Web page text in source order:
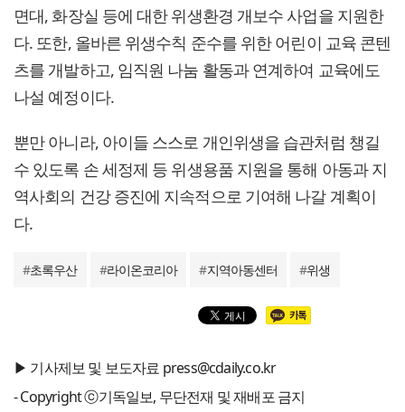
면대, 화장실 등에 대한 위생환경 개보수 사업을 지원한
다. 또한, 올바른 위생수칙 준수를 위한 어린이 교육 콘텐
츠를 개발하고, 임직원 나눔 활동과 연계하여 교육에도
나설 예정이다.
뿐만 아니라, 아이들 스스로 개인위생을 습관처럼 챙길
수 있도록 손 세정제 등 위생용품 지원을 통해 아동과 지
역사회의 건강 증진에 지속적으로 기여해 나갈 계획이
다.
#초록우산 #라이온코리아 #지역아동센터 #위생
▶ 기사제보 및 보도자료 press@cdaily.co.kr
- Copyright ⓒ기독일보, 무단전재 및 재배포 금지